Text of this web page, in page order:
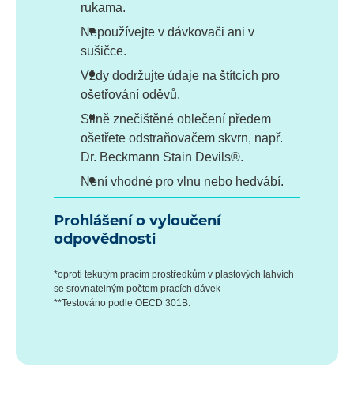
rukama.
Nepoužívejte v dávkovači ani v
sušičce.
Vždy dodržujte údaje na štítcích pro
ošetřování oděvů.
Silně znečištěné oblečení předem
ošetřete odstraňovačem skvrn, např.
Dr. Beckmann Stain Devils®.
Není vhodné pro vlnu nebo hedvábí.
Prohlášení o vyloučení
odpovědnosti
*oproti tekutým pracím prostředkům v plastových lahvích
se srovnatelným počtem pracích dávek
**Testováno podle OECD 301B.